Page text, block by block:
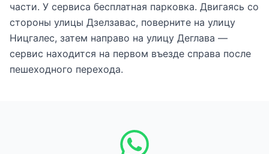
части. У сервиса бесплатная парковка. Двигаясь со
стороны улицы Дзелзавас, поверните на улицу
Ницгалес, затем направо на улицу Деглава —
сервис находится на первом въезде справа после
пешеходного перехода.